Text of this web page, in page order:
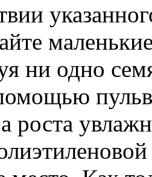
ни одно
роста